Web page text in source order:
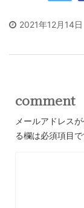
2021年12月14日
comment
メールアドレス
る欄は必須項目で